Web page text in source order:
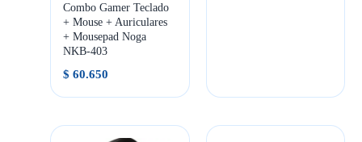
Combo Gamer Teclado
+ Mouse + Auriculares
+ Mousepad Noga
NKB-403
$ 60.650